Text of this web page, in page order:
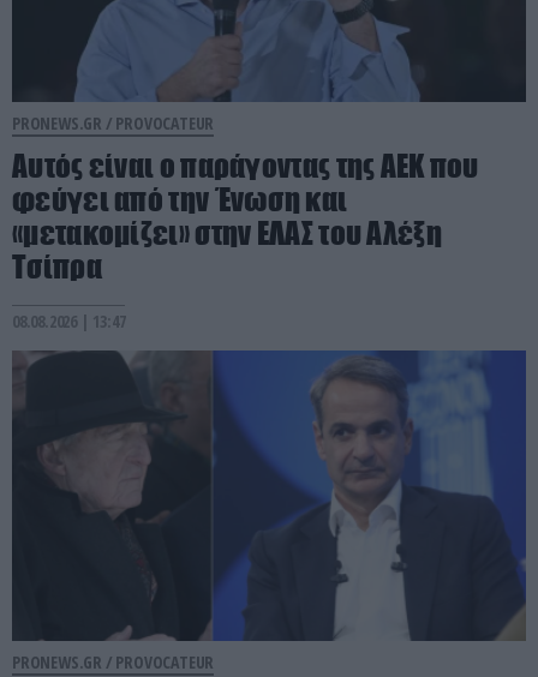
PRONEWS.GR / PROVOCATEUR
Αυτός είναι ο παράγοντας της ΑΕΚ που
φεύγει από την Ένωση και
«μετακομίζει» στην ΕΛΑΣ του Αλέξη
Τσίπρα
08.08.2026 | 13:47
PRONEWS.GR / PROVOCATEUR